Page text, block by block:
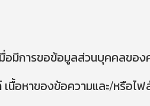
มื่อมีการขอข้อมูลส่วนบุคคลขอ
นื้อหาของข้อความและ/หรือไ